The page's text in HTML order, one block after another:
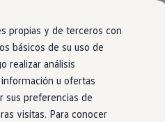
propias y de terceros con
básicos de su uso de
realizar análisis
u ofertas
sus preferencias de
visitas. Para conocer
Exterior